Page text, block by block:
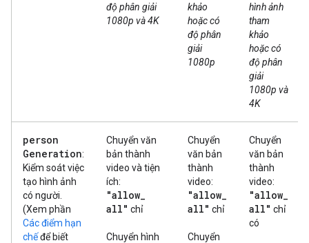
độ phân giải
1080p và 4K
khảo
hoặc có
độ phân
giải
1080p
hình ảnh
tham
khảo
hoặc có
độ phân
giải
1080p và
4K
person
Generation:
Kiểm soát việc
tạo hình ảnh
có người.
(Xem phần
Các điểm hạn
chếđể biết
Chuyển văn
bản thành
video và tiện
ích:
"allow_
all" chỉ
Chuyển hình
Chuyển
văn bản
thành
video:
"allow_
all" chỉ
Chuyển
Chuyển
văn bản
thành
video:
"allow_
all" chỉ
có